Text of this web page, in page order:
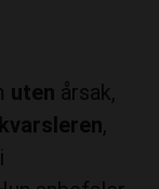
,
anbefaler
er satt